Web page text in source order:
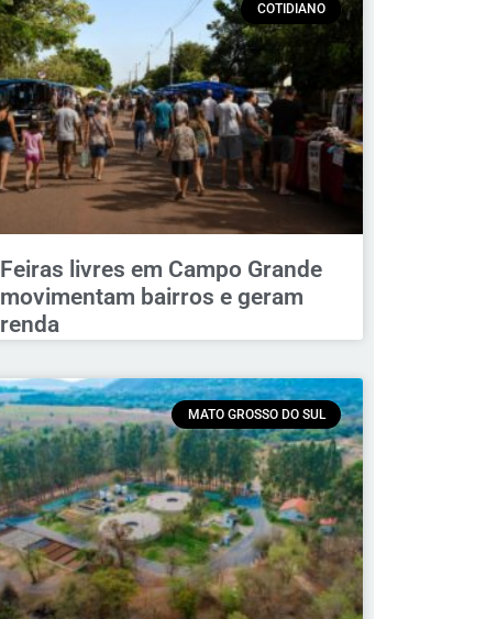
COTIDIANO
Feiras livres em Campo Grande
movimentam bairros e geram
renda
MATO GROSSO DO SUL